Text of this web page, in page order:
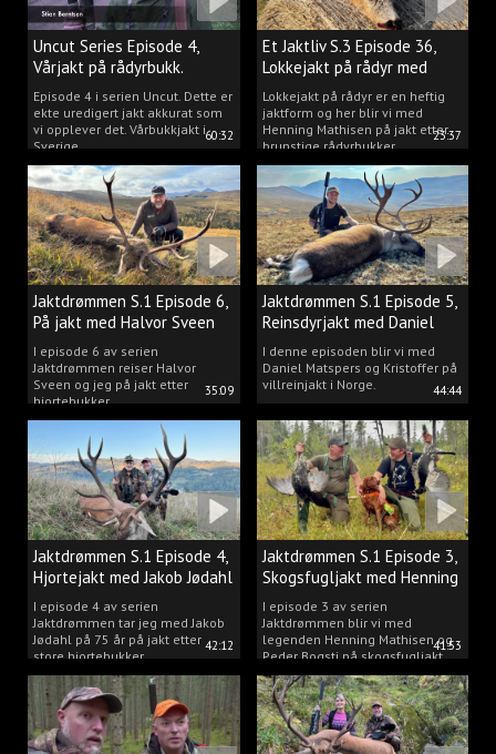
60:32
Uncut Series Episode 4,
Vårjakt på rådyrbukk.
Episode 4 i serien Uncut. Dette er
ekte uredigert jakt akkurat som
vi opplever det. Vårbukkjakt i
Sverige.
23:37
Et Jaktliv S.3 Episode 36,
Lokkejakt på rådyr med
Henning Mathisen
Lokkejakt på rådyr er en heftig
jaktform og her blir vi med
Henning Mathisen på jakt etter
brunstige rådyrbukker.
35:09
Jaktdrømmen S.1 Episode 6,
På jakt med Halvor Sveen
I episode 6 av serien
Jaktdrømmen reiser Halvor
Sveen og jeg på jakt etter
hjortebukker.
44:44
Jaktdrømmen S.1 Episode 5,
Reinsdyrjakt med Daniel
Matspers.
I denne episoden blir vi med
Daniel Matspers og Kristoffer på
villreinjakt i Norge.
42:12
Jaktdrømmen S.1 Episode 4,
Hjortejakt med Jakob Jødahl
I episode 4 av serien
Jaktdrømmen tar jeg med Jakob
Jødahl på 75 år på jakt etter
store hjortebukker.
41:53
Jaktdrømmen S.1 Episode 3,
Skogsfugljakt med Henning
og Peder
I episode 3 av serien
Jaktdrømmen blir vi med
legenden Henning Mathisen og
Peder Bogsti på skogsfugljakt.